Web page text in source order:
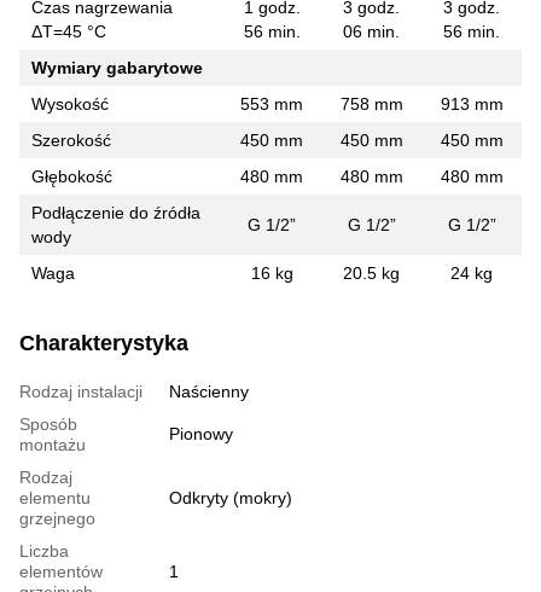
Czas nagrzewania
ΔT=45 °С
1 godz.
56 min.
3 godz.
06 min.
3 godz.
56 min.
Wymiary gabarytowe
Wysokość
553 mm 758 mm
913 mm
Szerokość
450 mm 450 mm
450 mm
Głębokość
480 mm 480 mm
480 mm
Podłączenie do źródła
wody
G 1/2” G 1/2” G 1/2”
Waga 16 kg 20.5 kg 24 kg
Charakterystyka
Rodzaj instalacji
Naścienny
Sposób
montażu
Pionowy
Rodzaj
elementu
grzejnego
Odkryty (mokry)
Liczba
elementów
1